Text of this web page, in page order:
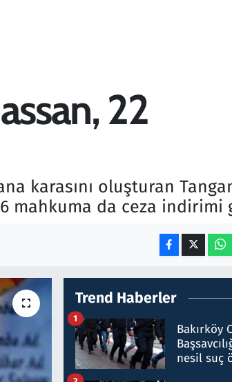
22
karasını oluşturan
mahkuma da ceza indirimi
Trend Haberler
Bakırköy
nesil suç
1